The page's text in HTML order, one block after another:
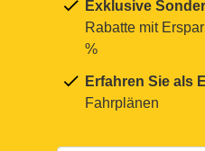
Exklusive
Rabatte mit
%
Erfahren Sie als
Fahrplänen